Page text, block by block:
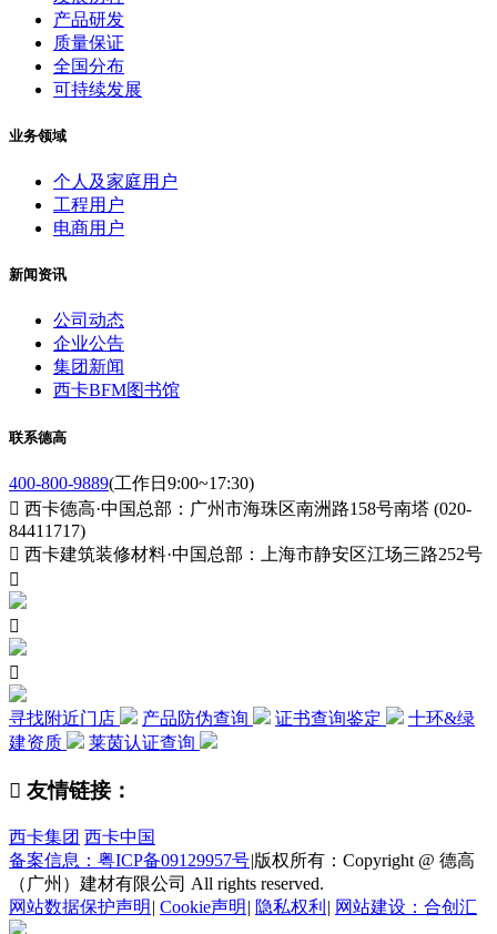
产品研发
质量保证
全国分布
可持续发展
业务领域
个人及家庭用户
工程用户
电商用户
新闻资讯
公司动态
企业公告
集团新闻
西卡BFM图书馆
联系德高
400-800-9889(工作日9:00~17:30)
 西卡德高·中国总部：广州市海珠区南洲路158号南塔 (020-
84411717)
 西卡建筑装修材料·中国总部：上海市静安区江场三路252号



寻找附近门店 产品防伪查询 证书查询鉴定
十环&绿
建资质
莱茵认证查询
 友情链接：
西卡集团 西卡中国
备案信息：粤ICP备09129957号|版权所有：Copyright @ 德高
（广州）建材有限公司 All rights reserved.
网站数据保护声明 | Cookie声明 | 隐私权利 | 网站建设：合创汇